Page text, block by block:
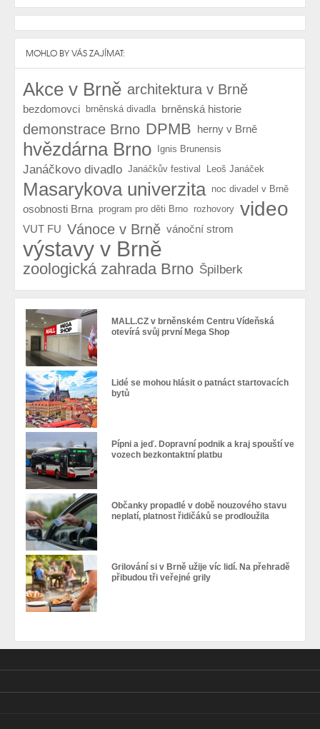
MOHLO BY VÁS ZAJÍMAT:
Akce v Brně architektura v Brně
bezdomovci brněnská divadla brněnská historie
demonstrace Brno DPMB herny v Brně
hvězdárna Brno Ignis Brunensis
Janáčkovo divadlo Janáčkův festival Leoš Janáček
Masarykova univerzita noc divadel v Brně
osobnosti Brna program pro děti Brno rozhovory video
VUT FU Vánoce v Brně vánoční strom
výstavy v Brně
zoologická zahrada Brno Špilberk
MALL.CZ v brněnském Centru Vídeňská
otevírá svůj první Mega Shop
Lidé se mohou hlásit o patnáct startovacích
bytů
Pípni a jeď. Dopravní podnik a kraj spouští ve
vozech bezkontaktní platbu
Občanky propadlé v době nouzového stavu
neplatí, platnost řidičáků se prodloužila
Grilování si v Brně užije víc lidí. Na přehradě
přibudou tři veřejné grily